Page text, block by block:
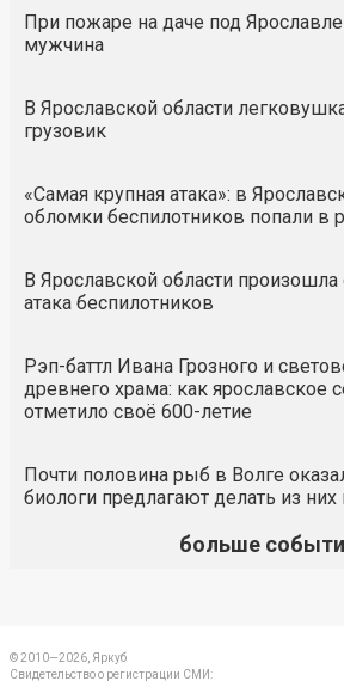
При пожаре на даче под
мужчина
В Ярославской области
грузовик
«Самая крупная атака»: в
обломки беспилотников попали в
В Ярославской области
атака беспилотников
Рэп-баттл Ивана Грозного и
древнего храма: как ярославское
отметило своё 600-летие
Почти половина рыб в Волге
биологи предлагают делать из
больше
© 2010—2026, Яркуб
Свидетельство о регистрации СМИ: